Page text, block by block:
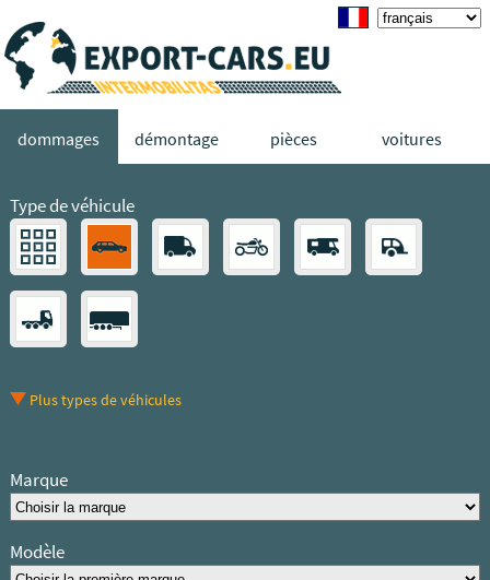
dommages démontage pièces voitures
Type de véhicule
Plus types de véhicules
Marque
Modèle